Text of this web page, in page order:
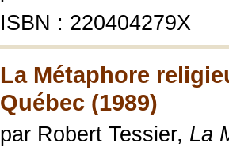
ISBN : 220404279X
La Métaphore
Québec (1989)
par Robert Tessier, La